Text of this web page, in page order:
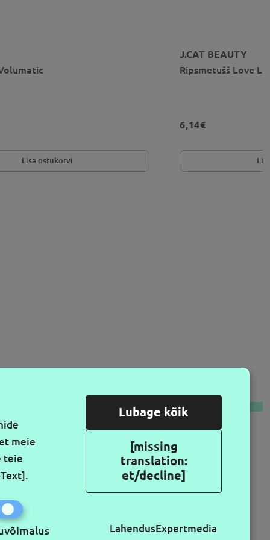
Lisa ostukorvi
J.CAT BEAUTY
Ripsmetušš Love
6,14€
MEID
meie
teie
.
[missing
translation:
et/decline]
Lubage kõik
LahendusExpertmedia